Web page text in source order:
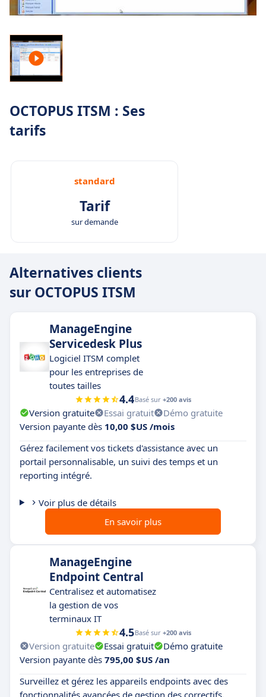
OCTOPUS ITSM : Ses
tarifs
standard
Tarif
sur demande
Alternatives clients
sur OCTOPUS ITSM
ManageEngine
Servicedesk Plus
Logiciel ITSM complet
pour les entreprises de
toutes tailles
4.4Basé sur +200 avis
Version gratuite Essai gratuit
Démo gratuite
Version payante dès 10,00 $US /mois
Gérez facilement vos tickets d'assistance avec un
portail personnalisable, un suivi des temps et un
reporting intégré.
Voir plus de détails
En savoir plus
ManageEngine
Endpoint Central
Centralisez et automatisez
la gestion de vos
terminaux IT
4.5Basé sur +200 avis
Version gratuite Essai gratuit
Démo gratuite
Version payante dès 795,00 $US /an
Surveillez et gérez les appareils endpoints avec des
fonctionnalités avancées de gestion des correctifs,